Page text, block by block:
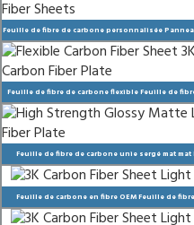
Feuille de fibre de carbone personnalisée
Feuille de fibre de carbone flexible Feuille de
Feuille de fibre de carbone unie sergé mat
chaleur Plaque de
Feuille de carbone en fibre OEM Feuille de
carbone